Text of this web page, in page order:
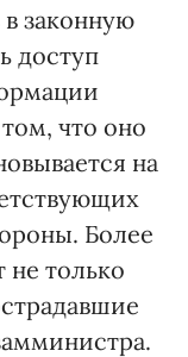
законную
доступ
что оно
на
Более
не только